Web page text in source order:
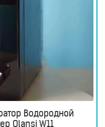
Водородной
Olansi W11